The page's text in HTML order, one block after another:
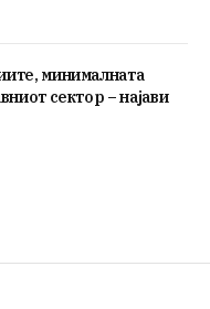
минималната
сектор – најави